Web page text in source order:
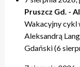
Pruszcz Gd. -
Wakacyjny cykl
Aleksandrą
Gdański (6